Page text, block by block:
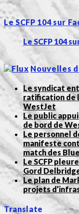
Le SCFP 104 sur
Le SCFP 104
Nouvelles
Le syndicat
ratification de
WestJet
Le public
de bord de
Le personnel
manifeste
match des
Le SCFP
Gord
Le plan de
projets
Translate